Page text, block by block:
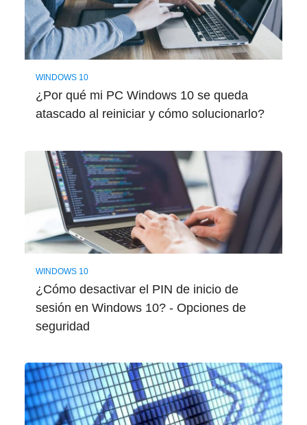
WINDOWS 10
¿Por qué mi PC Windows 10 se queda
atascado al reiniciar y cómo solucionarlo?
WINDOWS 10
¿Cómo desactivar el PIN de inicio de
sesión en Windows 10? - Opciones de
seguridad